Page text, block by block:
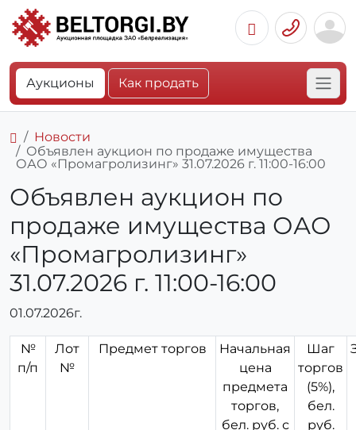
Аукционы Как продать
Новости
Объявлен аукцион по продаже имущества
ОАО «Промагролизинг» 31.07.2026 г. 11:00-16:00
Объявлен аукцион по
продаже имущества ОАО
«Промагролизинг»
31.07.2026 г. 11:00-16:00
01.07.2026г.
№
п/п
Лот
№
Предмет торгов
Начальная
цена
предмета
торгов,
бел. руб. с
Шаг
торгов
(5%),
бел.
руб.